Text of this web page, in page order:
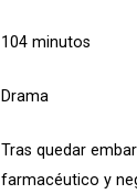
104 minutos
Drama
Tras quedar
farmacéutico y